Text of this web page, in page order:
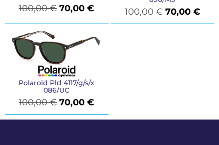
100,00€ 70,00€ 100,00€ 70,00 €
Polaroid Pld 4117/g/s/x
086/UC
100,00€ 70,00€